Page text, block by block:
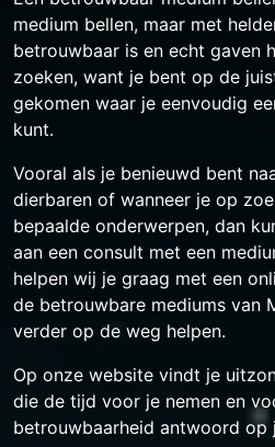
medium bellen, maar met
betrouwbaar is en echt gaven
zoeken, want je bent op de
gekomen waar je eenvoudig
kunt.
Vooral als je benieuwd bent
dierbaren of wanneer je op
bepaalde onderwerpen, dan
aan een consult met een
helpen wij je graag met een
de betrouwbare mediums van
verder op de weg helpen.
Op onze website vindt je
die de tijd voor je nemen en
betrouwbaarheid antwoord op